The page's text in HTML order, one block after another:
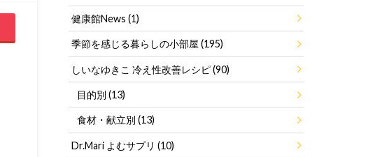
健康館News(1)
季節を感じる暮らしの小部屋(195)
しいなゆきこ 冷え性改善レシピ(90)
目的別 (13)
食材・献立別 (13)
Dr.Mari よむサプリ(10)